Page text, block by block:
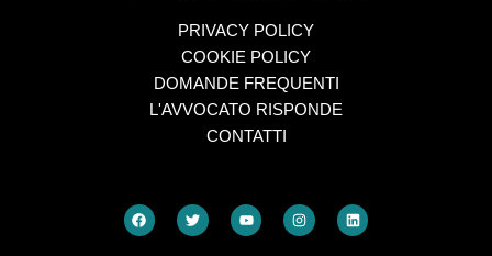
PRIVACY POLICY
COOKIE POLICY
DOMANDE FREQUENTI
L'AVVOCATO RISPONDE
CONTATTI